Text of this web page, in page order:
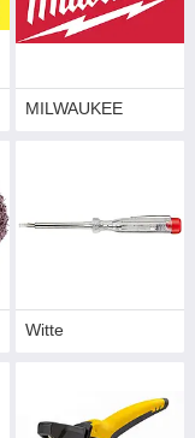
MILWAUKEE
Witte